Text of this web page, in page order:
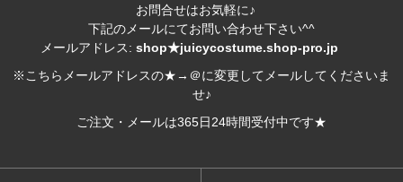
お問合せはお気軽に♪
下記のメールにてお問い合わせ下さい^^
メールアドレス: shop★juicycostume.shop-pro.jp
※こちらメールアドレスの★→＠に変更してメールしてくださいま
せ♪
ご注文・メールは365日24時間受付中です★